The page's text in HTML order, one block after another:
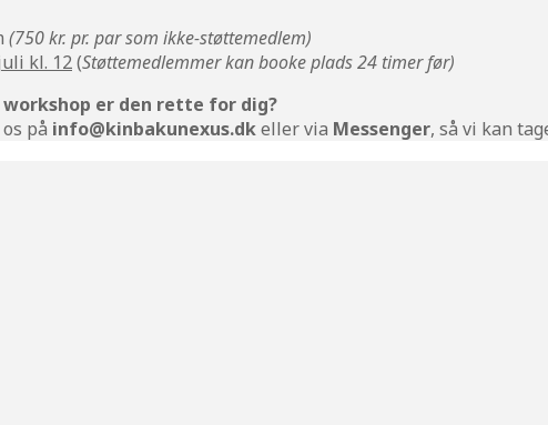
(750 kr. pr. par som ikke-støttemedlem)
kl. 12(Støttemedlemmer kan booke plads 24 timer før)
er den rette for dig?
på info@kinbakunexus.dkeller via Messenger, så vi kan